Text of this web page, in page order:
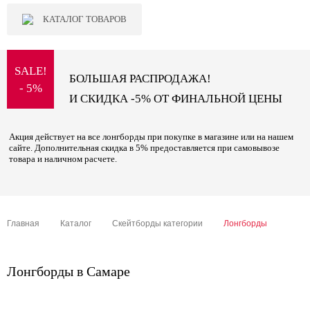
КАТАЛОГ ТОВАРОВ
SALE!
- 5%
БОЛЬШАЯ РАСПРОДАЖА!
И СКИДКА -5% ОТ ФИНАЛЬНОЙ ЦЕНЫ
Акция действует на все лонгборды при покупке в магазине или на нашем
сайте. Дополнительная скидка в 5% предоставляется при самовывозе
товара и наличном расчете.
Главная Каталог Скейтборды категории Лонгборды
Лонгборды в Самаре